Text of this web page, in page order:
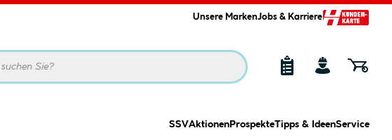
Unsere MarkenJobs & Karriere
SSVAktionen ProspekteTipps & IdeenService